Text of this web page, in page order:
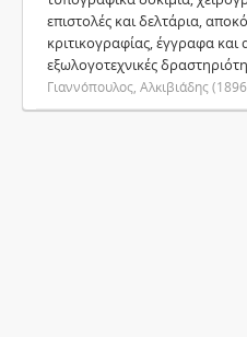
επιστολές και δελτάρια,
κριτικογραφίας, έγγραφα
εξωλογοτεχνικές
Γιαννόπουλος, Αλκιβιάδης